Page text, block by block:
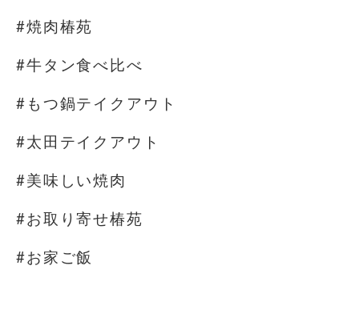
#焼肉椿苑
#牛タン食べ比べ
#もつ鍋テイクアウト
#太田テイクアウト
#美味しい焼肉
#お取り寄せ椿苑
#お家ご飯